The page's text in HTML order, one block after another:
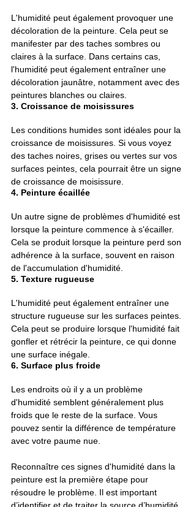
L'humidité peut également provoquer une
décoloration de la peinture. Cela peut se
manifester par des taches sombres ou
claires à la surface. Dans certains cas,
l'humidité peut également entraîner une
décoloration jaunâtre, notamment avec des
peintures blanches ou claires.
3. Croissance de moisissures
Les conditions humides sont idéales pour la
croissance de moisissures. Si vous voyez
des taches noires, grises ou vertes sur vos
surfaces peintes, cela pourrait être un signe
de croissance de moisissure.
4. Peinture écaillée
Un autre signe de problèmes d'humidité est
lorsque la peinture commence à s'écailler.
Cela se produit lorsque la peinture perd son
adhérence à la surface, souvent en raison
de l'accumulation d'humidité.
5. Texture rugueuse
L'humidité peut également entraîner une
structure rugueuse sur les surfaces peintes.
Cela peut se produire lorsque l'humidité fait
gonfler et rétrécir la peinture, ce qui donne
une surface inégale.
6. Surface plus froide
Les endroits où il y a un problème
d'humidité semblent généralement plus
froids que le reste de la surface. Vous
pouvez sentir la différence de température
avec votre paume nue.
Reconnaître ces signes d'humidité dans la
peinture est la première étape pour
résoudre le problème. Il est important